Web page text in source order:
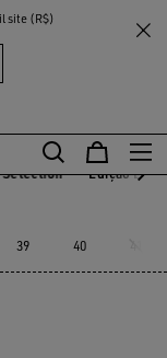
site (R$)
Selection Edição
39 40